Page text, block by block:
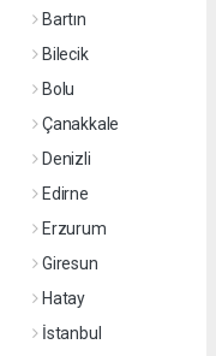
Bartın
Bilecik
Bolu
Çanakkale
Denizli
Edirne
Erzurum
Giresun
Hatay
İstanbul